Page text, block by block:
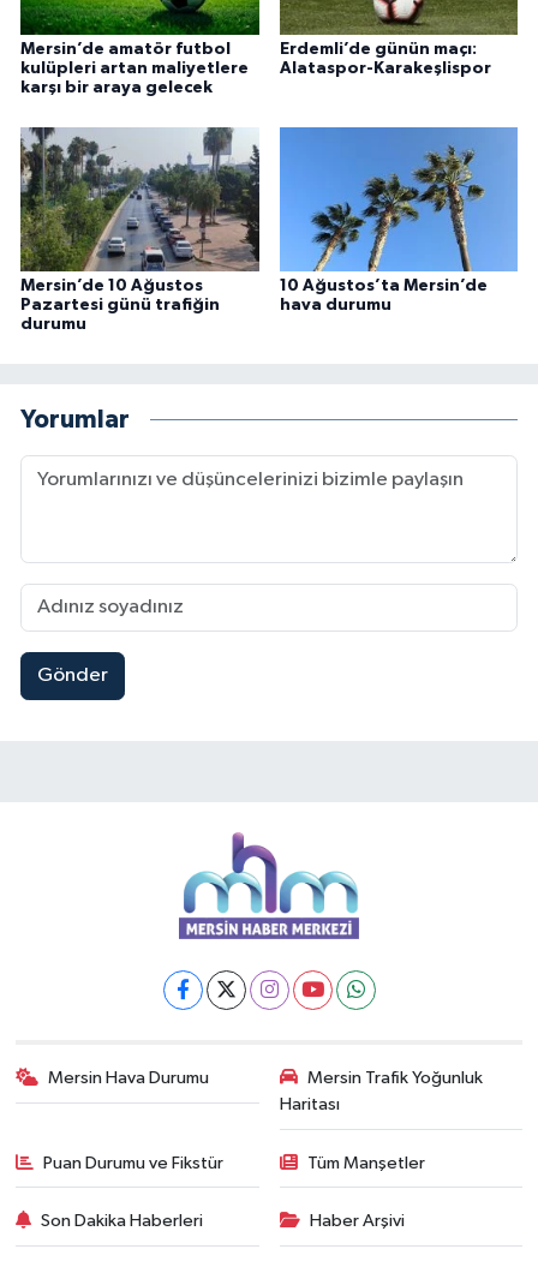
Mersin’de amatör futbol
kulüpleri artan maliyetlere
karşı bir araya gelecek
Erdemli’de günün maçı:
Alataspor-Karakeşlispor
Mersin’de 10 Ağustos
Pazartesi günü trafiğin
durumu
10 Ağustos’ta Mersin’de
hava durumu
Yorumlar
Gönder
Mersin Hava Durumu
Mersin Trafik Yoğunluk
Haritası
Puan Durumu ve Fikstür Tüm Manşetler
Son Dakika Haberleri Haber Arşivi